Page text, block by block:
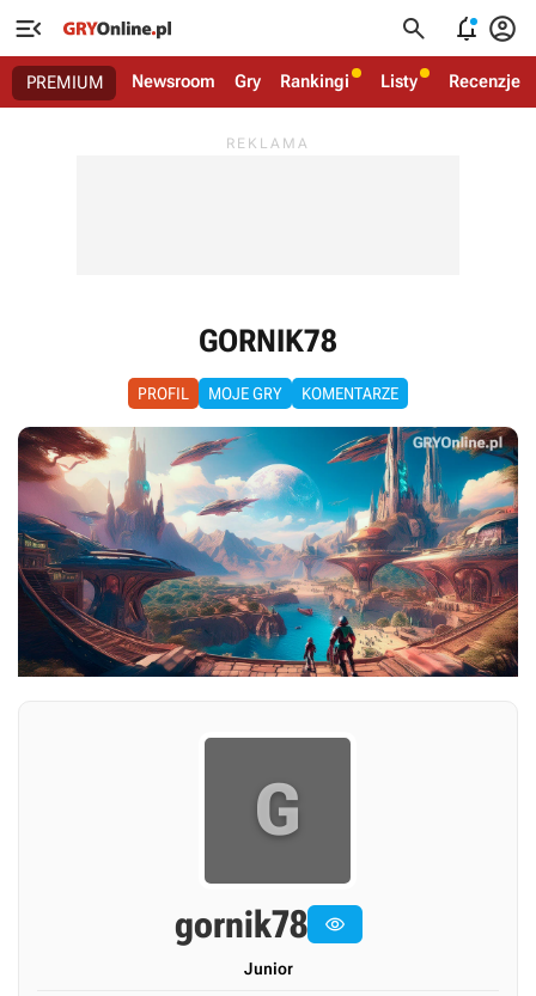
   
PREMIUM Newsroom Gry Rankingi Listy Recenzje
GORNIK78
PROFIL MOJE GRY KOMENTARZE
G
gornik78 
Junior